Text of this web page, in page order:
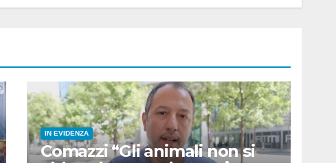
IN EVIDENZA
Comazzi “Gli animali non si